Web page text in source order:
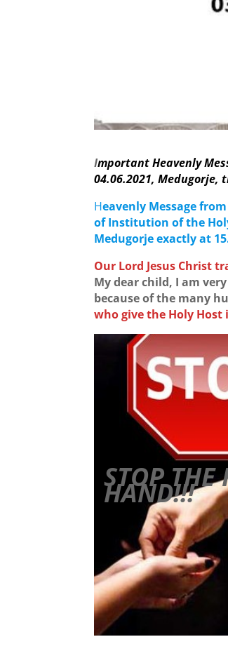
Important Heavenly
04.06.2021, Medugorje,
Heavenly Message
of Institution of the
Medugorje exactly at
Our Lord Jesus Christ
My dear child, I am
because of the many
who give the Holy
STOP
HAND!!!